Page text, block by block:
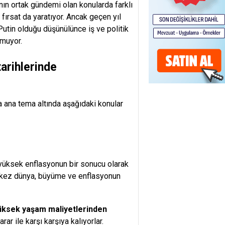
ortak gündemi olan konularda farklı
da yaratıyor. Ancak geçen yıl
olduğu düşünülünce iş ve politik
ana tema altında aşağıdaki konular
enflasyonun bir sonucu olarak
dünya, büyüme ve enflasyonun
yaşam maliyetlerinden
ile karşı karşıya kalıyorlar.